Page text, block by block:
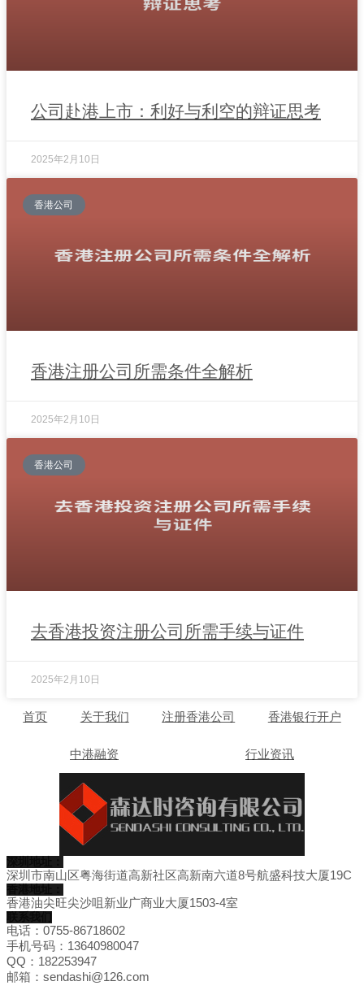
公司赴港上市：利好与利空的辩证思考
2025年2月10日
香港公司
香港注册公司所需条件全解析
2025年2月10日
香港公司
去香港投资注册公司所需手续与证件
2025年2月10日
首页 关于我们 注册香港公司 香港银行开户
中港融资 行业资讯
深圳市南山区粤海街道高新社区高新南六道8号航盛科技大厦19C
香港油尖旺尖沙咀新业广商业大厦1503-4室
电话：0755-86718602
手机号码：13640980047
QQ：182253947
邮箱：sendashi@126.com